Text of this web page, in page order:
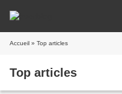
Accueil » Top articles
Top articles